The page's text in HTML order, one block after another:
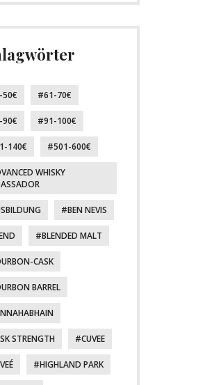
50€ 61-70€
90€ 91-100€
140€ 501-600€
WHISKY
BEN NEVIS
BLENDED MALT
CASK
BARREL
STRENGTH CUVEE
HIGHLAND PARK